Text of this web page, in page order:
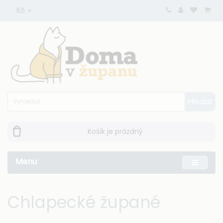
Kč
Košík je prázdný
Menu
Chlapecké župané